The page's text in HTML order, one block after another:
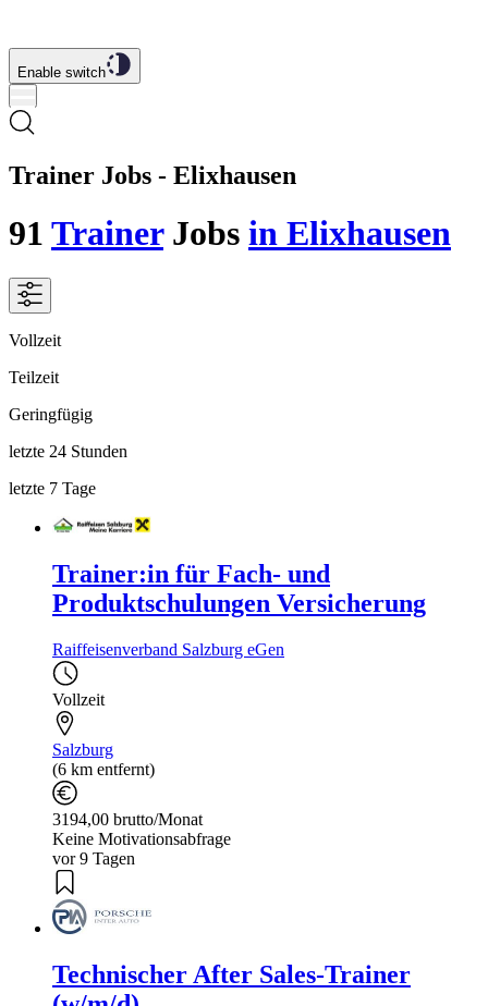
Enable switch
Trainer Jobs - Elixhausen
91 TrainerJobs in Elixhausen
Vollzeit
Teilzeit
Geringfügig
letzte 24 Stunden
letzte 7 Tage
Trainer:in für Fach- und
Produktschulungen Versicherung
Raiffeisenverband Salzburg eGen
Vollzeit
Salzburg
(6 km entfernt)
3194,00 brutto/Monat
Keine Motivationsabfrage
vor 9 Tagen
Technischer After Sales-Trainer